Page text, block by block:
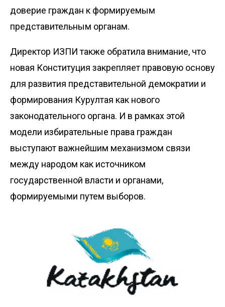
доверие граждан к формируемым
представительным органам.
Директор ИЗПИ также обратила внимание, что
новая Конституция закрепляет правовую основу
для развития представительной демократии и
формирования Курултая как нового
законодательного органа. И в рамках этой
модели избирательные права граждан
выступают важнейшим механизмом связи
между народом как источником
государственной власти и органами,
формируемыми путем выборов.